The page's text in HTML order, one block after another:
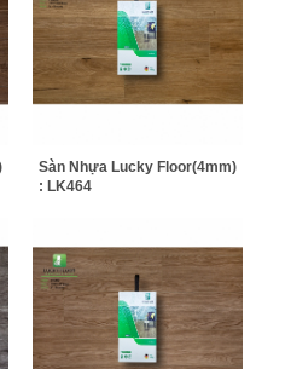
Sàn Nhựa Lucky Floor(4mm)
: LK464